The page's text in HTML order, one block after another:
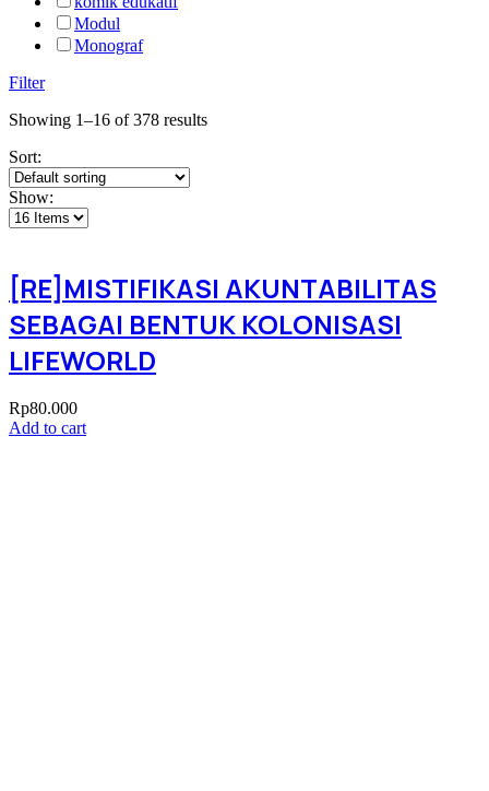
Modul
Monograf
Filter
Showing 1–16 of 378 results
Sort:
Show:
[RE]MISTIFIKASI AKUNTABILITAS
SEBAGAI BENTUK KOLONISASI
LIFEWORLD
Rp80.000
Add to cart